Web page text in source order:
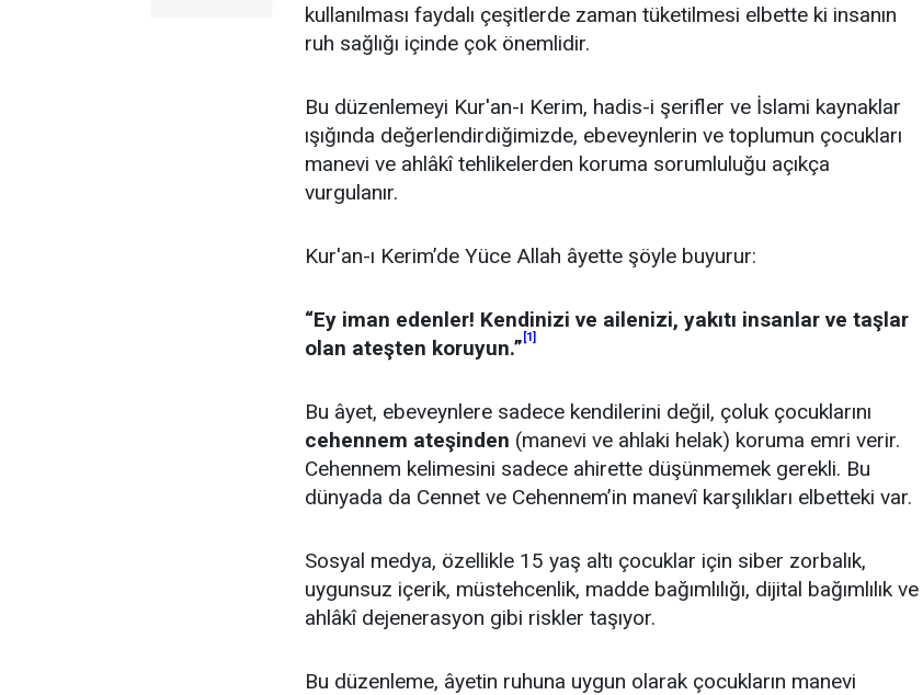
kullanılması faydalı çeşitlerde zaman tüketilmesi elbette ki insanın
ruh sağlığı içinde çok önemlidir.
Bu düzenlemeyi Kur'an-ı Kerim, hadis-i şerifler ve İslami kaynaklar
ışığında değerlendirdiğimizde, ebeveynlerin ve toplumun çocukları
manevi ve ahlâkî tehlikelerden koruma sorumluluğu açıkça
vurgulanır.
Kur'an-ı Kerim’de Yüce Allah âyette şöyle buyurur:
“Ey iman edenler! Kendinizi ve ailenizi, yakıtı insanlar ve taşlar
olan ateşten koruyun.” [1]
Bu âyet, ebeveynlere sadece kendilerini değil, çoluk çocuklarını
cehennem ateşinden (manevi ve ahlaki helak) koruma emri verir.
Cehennem kelimesini sadece ahirette düşünmemek gerekli. Bu
dünyada da Cennet ve Cehennem’in manevî karşılıkları elbetteki var.
Sosyal medya, özellikle 15 yaş altı çocuklar için siber zorbalık,
uygunsuz içerik, müstehcenlik, madde bağımlılığı, dijital bağımlılık ve
ahlâkî dejenerasyon gibi riskler taşıyor.
Bu düzenleme, âyetin ruhuna uygun olarak çocukların manevi